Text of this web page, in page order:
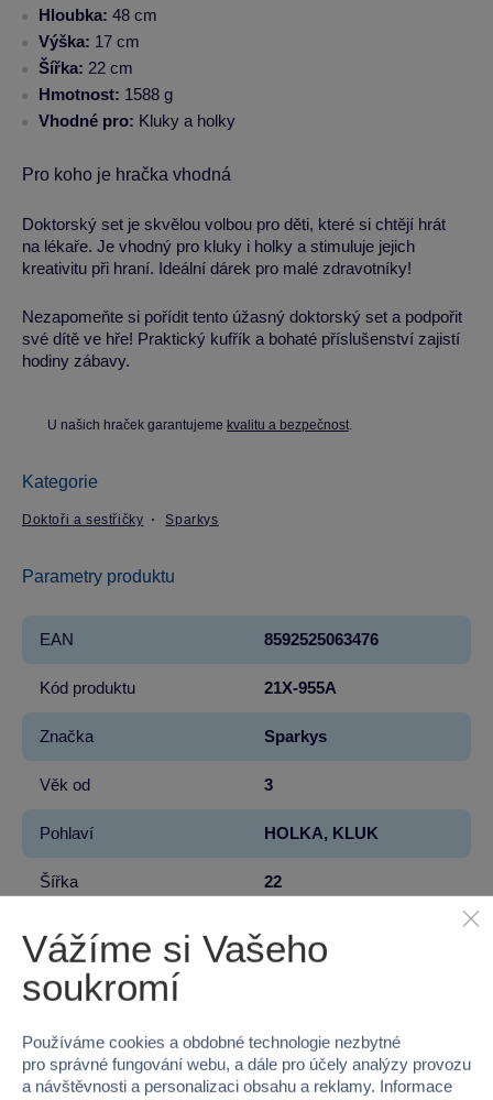
Hloubka: 48 cm
Výška: 17 cm
Šířka: 22 cm
Hmotnost: 1588 g
Vhodné pro: Kluky a holky
Pro koho je hračka vhodná
Doktorský set je skvělou volbou pro děti, které si chtějí hrát
na lékaře. Je vhodný pro kluky i holky a stimuluje jejich
kreativitu při hraní. Ideální dárek pro malé zdravotníky!
Nezapomeňte si pořídit tento úžasný doktorský set a podpořit
své dítě ve hře! Praktický kufřík a bohaté příslušenství zajistí
hodiny zábavy.
U našich hraček garantujeme kvalitu a bezpečnost.
Kategorie
Doktoři a sestřičky Sparkys
Parametry produktu
EAN 8592525063476
Kód produktu 21X-955A
Značka Sparkys
Věk od 3
Pohlaví HOLKA, KLUK
Šířka 22
Výška
Hloubka
Vážíme si Vašeho
soukromí
Používáme cookies a obdobné technologie nezbytné
pro správné fungování webu, a dále pro účely analýzy provozu
a návštěvnosti a personalizaci obsahu a reklamy. Informace